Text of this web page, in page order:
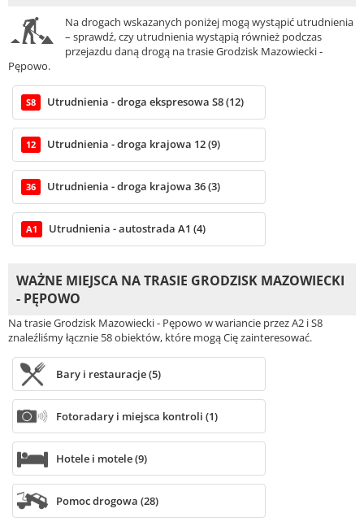
Na drogach wskazanych poniżej mogą wystąpić utrudnienia
– sprawdź, czy utrudnienia wystąpią również podczas
przejazdu daną drogą na trasie Grodzisk Mazowiecki -
Pępowo.
S8 Utrudnienia - droga ekspresowa S8 (12)
12 Utrudnienia - droga krajowa 12 (9)
36 Utrudnienia - droga krajowa 36 (3)
A1 Utrudnienia - autostrada A1 (4)
WAŻNE MIEJSCA NA TRASIE GRODZISK MAZOWIECKI
- PĘPOWO
Na trasie Grodzisk Mazowiecki - Pępowo w wariancie przez A2 i S8
znaleźliśmy łącznie 58 obiektów, które mogą Cię zainteresować.
Bary i restauracje (5)
Fotoradary i miejsca kontroli (1)
Hotele i motele (9)
Pomoc drogowa (28)